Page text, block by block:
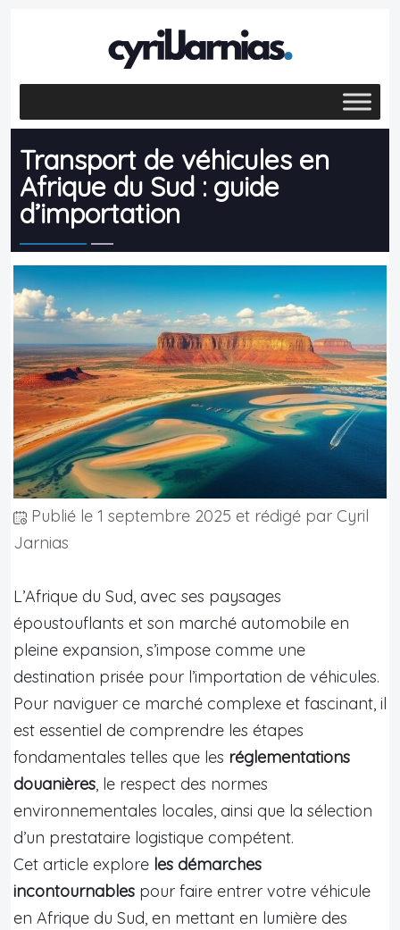
Transport de véhicules en
Afrique du Sud : guide
d’importation
Publié le 1 septembre 2025 et rédigé par Cyril
Jarnias
L’Afrique du Sud, avec ses paysages
époustouflants et son marché automobile en
pleine expansion, s’impose comme une
destination prisée pour l’importation de véhicules.
Pour naviguer ce marché complexe et fascinant, il
est essentiel de comprendre les étapes
fondamentales telles que les réglementations
douanières, le respect des normes
environnementales locales, ainsi que la sélection
d’un prestataire logistique compétent.
Cet article explore les démarches
incontournables pour faire entrer votre véhicule
en Afrique du Sud, en mettant en lumière des